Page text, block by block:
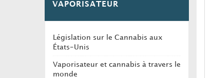
VAPORISATEUR
Législation sur le Cannabis aux
États-Unis
Vaporisateur et cannabis à travers le
monde